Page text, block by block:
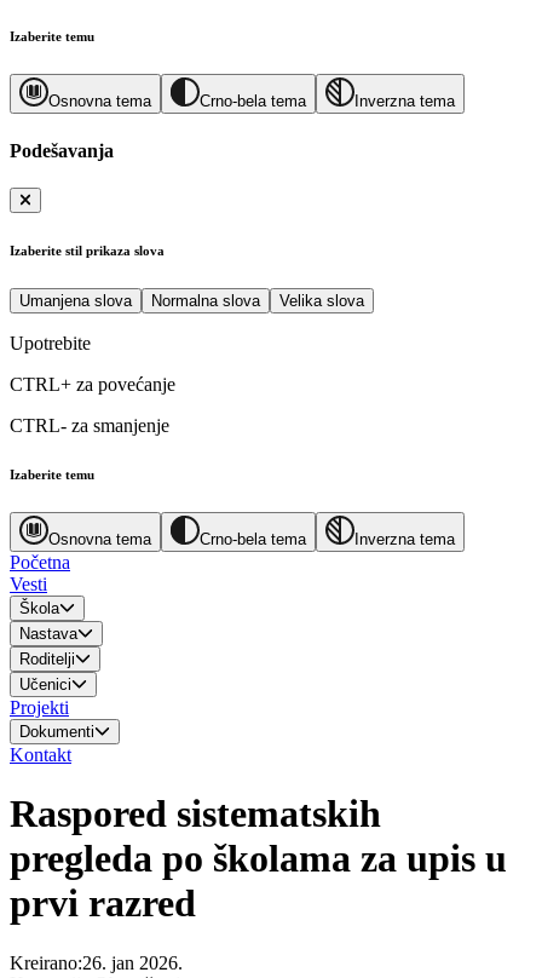
Izaberite temu
Osnovna tema Crno-bela tema Inverzna tema
Podešavanja
Izaberite stil prikaza slova
Umanjena slova Normalna slova Velika slova
Upotrebite
CTRL+ za povećanje
CTRL- za smanjenje
Izaberite temu
Osnovna tema Crno-bela tema Inverzna tema
Početna
Vesti
Škola
Nastava
Roditelji
Učenici
Projekti
Dokumenti
Kontakt
Raspored sistematskih
pregleda po školama za upis u
prvi razred
Kreirano:26. jan 2026.